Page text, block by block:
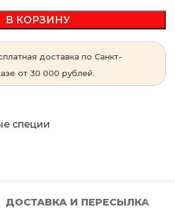
В КОРЗИНУ
доставка по Санкт-
от 30 000 рублей.
специи
ДОСТАВКА И ПЕРЕСЫЛКА